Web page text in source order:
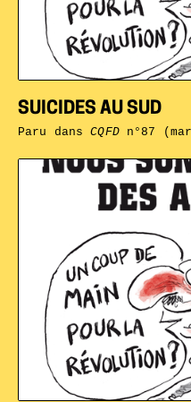
SUICIDES AU SUD
Paru dansCQFDn°87